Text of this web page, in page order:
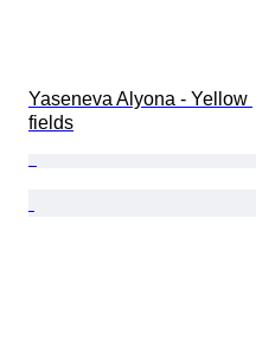
Yaseneva Alyona - Yellow
fields